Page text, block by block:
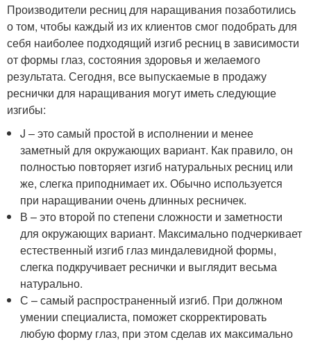
Производители ресниц для наращивания позаботились
о том, чтобы каждый из их клиентов смог подобрать для
себя наиболее подходящий изгиб ресниц в зависимости
от формы глаз, состояния здоровья и желаемого
результата. Сегодня, все выпускаемые в продажу
реснички для наращивания могут иметь следующие
изгибы:
J – это самый простой в исполнении и менее
заметный для окружающих вариант. Как правило, он
полностью повторяет изгиб натуральных ресниц или
же, слегка приподнимает их. Обычно используется
при наращивании очень длинных ресничек.
В – это второй по степени сложности и заметности
для окружающих вариант. Максимально подчеркивает
естественный изгиб глаз миндалевидной формы,
слегка подкручивает реснички и выглядит весьма
натурально.
С – самый распространенный изгиб. При должном
умении специалиста, поможет скорректировать
любую форму глаз, при этом сделав их максимально